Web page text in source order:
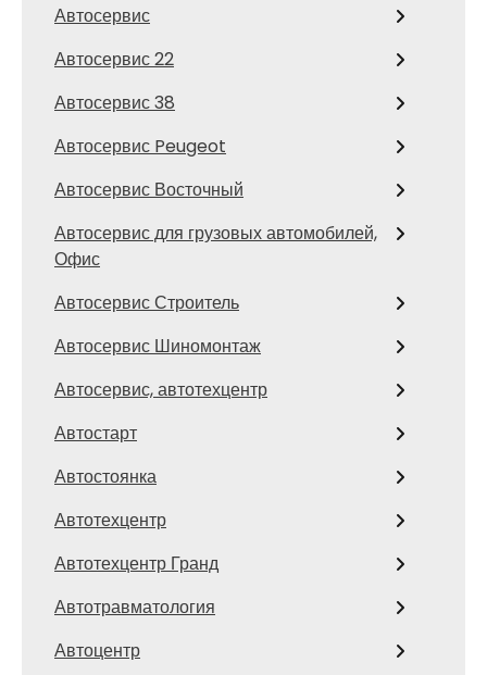
Автосервис
Автосервис 22
Автосервис 38
Автосервис Peugeot
Автосервис Восточный
Автосервис для грузовых автомобилей,
Офис
Автосервис Строитель
Автосервис Шиномонтаж
Автосервис, автотехцентр
Автостарт
Автостоянка
Автотехцентр
Автотехцентр Гранд
Автотравматология
Автоцентр